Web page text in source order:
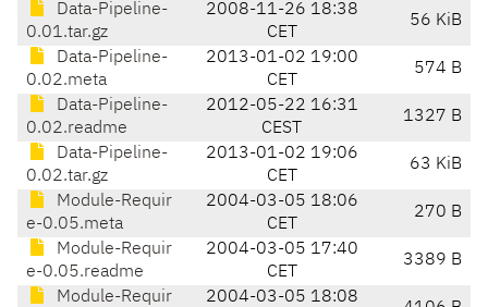
Data-Pipeline-
0.01.tar.gz
2008-11-26 18:38
CET
56 KiB
Data-Pipeline-
0.02.meta
2013-01-02 19:00
CET
574 B
Data-Pipeline-
0.02.readme
2012-05-22 16:31
CEST
1327 B
Data-Pipeline-
0.02.tar.gz
2013-01-02 19:06
CET
63 KiB
Module-Requir
e-0.05.meta
2004-03-05 18:06
CET
270 B
Module-Requir
e-0.05.readme
2004-03-05 17:40
CET
3389 B
Module-Requir
2004-03-05 18:08